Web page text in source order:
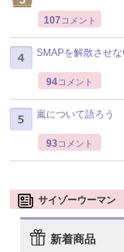
107 コメント
SMAPを解散させ
94コメント
嵐について語ろう
93コメント
サイゾーウーマン
新着商品